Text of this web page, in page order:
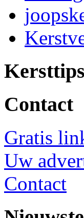
Kersttips
Contact
Gratis
Uw
Contact